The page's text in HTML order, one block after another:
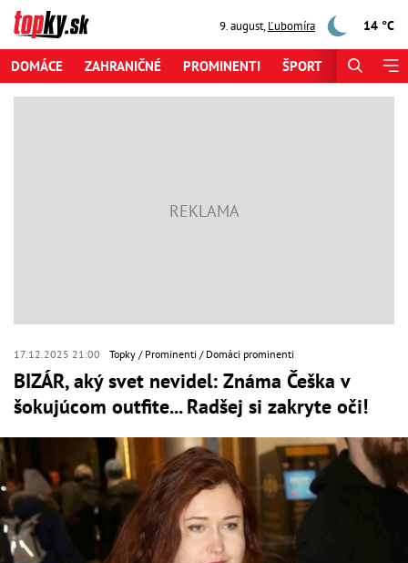
9. august,Ľubomíra 14 °C
DOMÁCE ZAHRANIČNÉ PROMINENTI ŠPORT
17.12.2025 21:00 Topky Prominenti Domáci prominenti
BIZÁR, aký svet nevidel: Známa Češka v
šokujúcom outfite... Radšej si zakryte oči!